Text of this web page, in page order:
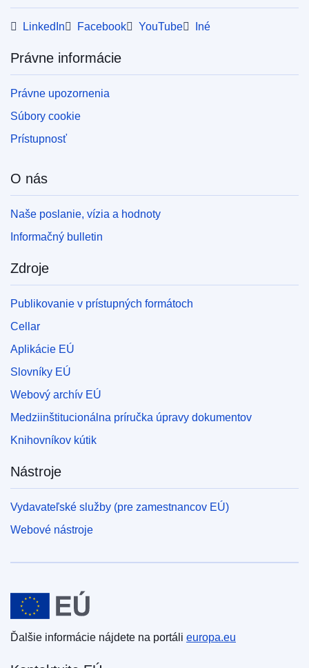
LinkedIn Facebook YouTube Iné
Právne informácie
Právne upozornenia
Súbory cookie
Prístupnosť
O nás
Naše poslanie, vízia a hodnoty
Informačný bulletin
Zdroje
Publikovanie v prístupných formátoch
Cellar
Aplikácie EÚ
Slovníky EÚ
Webový archív EÚ
Medziinštitucionálna príručka úpravy dokumentov
Knihovníkov kútik
Nástroje
Vydavateľské služby (pre zamestnancov EÚ)
Webové nástroje
Európska únia
Ďalšie informácie nájdete na portáli europa.eu